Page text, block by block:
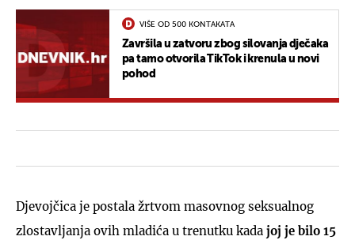
VIŠE OD 500 KONTAKATA
Završila u zatvoru zbog silovanja dječaka
pa tamo otvorila TikTok i krenula u novi
pohod
Djevojčica je postala žrtvom masovnog seksualnog
zlostavljanja ovih mladića u trenutku kada joj je bilo 15